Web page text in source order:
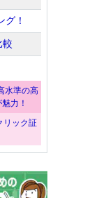
！
較
水準の高
力！
リック証